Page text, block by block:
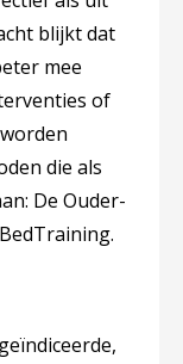
blijkt dat
mee
of
die als
De Ouder-
.